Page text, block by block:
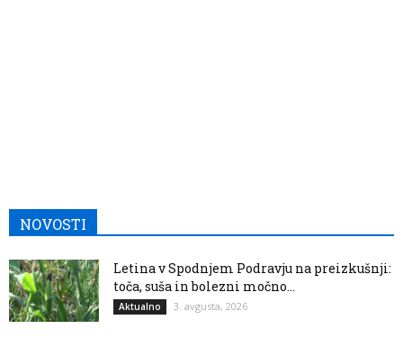
NOVOSTI
Letina v Spodnjem Podravju na preizkušnji:
toča, suša in bolezni močno...
Aktualno 3. avgusta, 2026